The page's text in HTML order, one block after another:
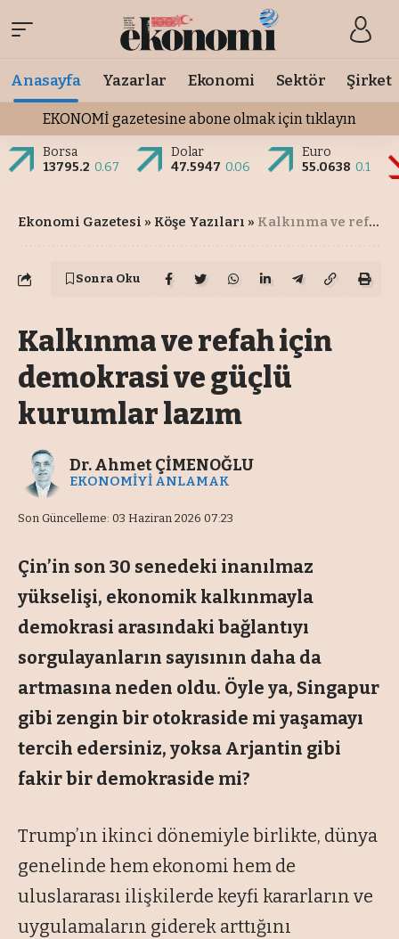
Anasayfa Yazarlar Ekonomi Sektör Şirket
EKONOMİ gazetesine abone olmak için tıklayın
Borsa
13795.2 0.67
Dolar
47.5947 0.06
Euro
55.0638 0.1
Ekonomi Gazetesi » Köşe Yazıları » Kalkınma ve refah için demokrasi ve güçlü kurumlar lazım
Sonra Oku
Kalkınma ve refah için
demokrasi ve güçlü
kurumlar lazım
Son Güncelleme: 03 Haziran 2026 07:23
Dr. Ahmet ÇİMENOĞLU
EKONOMİYİ ANLAMAK
Çin’in son 30 senedeki inanılmaz
yükselişi, ekonomik kalkınmayla
demokrasi arasındaki bağlantıyı
sorgulayanların sayısının daha da
artmasına neden oldu. Öyle ya, Singapur
gibi zengin bir otokraside mi yaşamayı
tercih edersiniz, yoksa Arjantin gibi
fakir bir demokraside mi?
Trump’ın ikinci dönemiyle birlikte, dünya
genelinde hem ekonomi hem de
uluslararası ilişkilerde keyfi kararların ve
uygulamaların giderek arttığını